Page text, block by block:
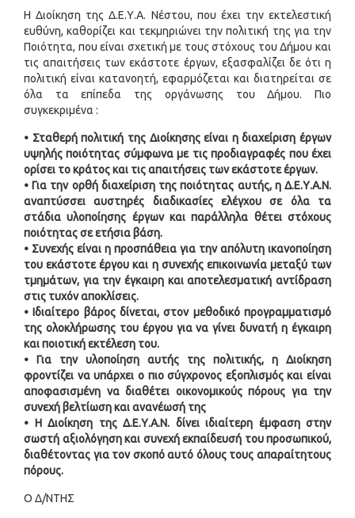
Η Διοίκηση της Δ.Ε.Υ.Α. Νέστου, που έχει την εκτελεστική
ευθύνη, καθορίζει και τεκμηριώνει την πολιτική της για την
Ποιότητα, που είναι σχετική με τους στόχους του Δήμου και
τις απαιτήσεις των εκάστοτε έργων, εξασφαλίζει δε ότι η
πολιτική είναι κατανοητή, εφαρμόζεται και διατηρείται σε
όλα τα επίπεδα της οργάνωσης του Δήμου. Πιο
συγκεκριμένα :
• Σταθερή πολιτική της Διοίκησης είναι η διαχείριση έργων
υψηλής ποιότητας σύμφωνα με τις προδιαγραφές που έχει
ορίσει το κράτος και τις απαιτήσεις των εκάστοτε έργων.
• Για την ορθή διαχείριση της ποιότητας αυτής, η Δ.Ε.Υ.Α.Ν.
αναπτύσσει αυστηρές διαδικασίες ελέγχου σε όλα τα
στάδια υλοποίησης έργων και παράλληλα θέτει στόχους
ποιότητας σε ετήσια βάση.
• Συνεχής είναι η προσπάθεια για την απόλυτη ικανοποίηση
του εκάστοτε έργου και η συνεχής επικοινωνία μεταξύ των
τμημάτων, για την έγκαιρη και αποτελεσματική αντίδραση
στις τυχόν αποκλίσεις.
• Ιδιαίτερο βάρος δίνεται, στον μεθοδικό προγραμματισμό
της ολοκλήρωσης του έργου για να γίνει δυνατή η έγκαιρη
και ποιοτική εκτέλεση του.
• Για την υλοποίηση αυτής της πολιτικής, η Διοίκηση
φροντίζει να υπάρχει ο πιο σύγχρονος εξοπλισμός και είναι
αποφασισμένη να διαθέτει οικονομικούς πόρους για την
συνεχή βελτίωση και ανανέωσή της
• Η Διοίκηση της Δ.Ε.Υ.Α.Ν. δίνει ιδιαίτερη έμφαση στην
σωστή αξιολόγηση και συνεχή εκπαίδευσή του προσωπικού,
διαθέτοντας για τον σκοπό αυτό όλους τους απαραίτητους
πόρους.
Ο Δ/ΝΤΗΣ